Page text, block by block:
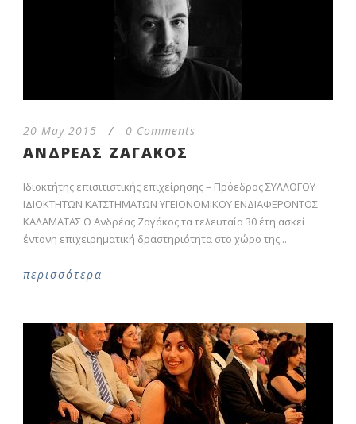
20 May 2015 / 0 Comments
ΑΝΔΡΕΑΣ ΖΑΓΑΚΟΣ
Ιδιοκτήτης επισιτιστικής επιχείρησης – Πρόεδρος ΣΥΛΛΟΓΟΥ
ΙΔΙΟΚΤΗΤΩΝ ΚΑΤΣΤΗΜΑΤΩΝ ΥΓΕΙΟΝΟΜΙΚΟΥ ΕΝΔΙΑΦΕΡΟΝΤΟΣ
ΚΑΛΑΜΑΤΑΣ Ο Ανδρέας Ζαγάκος τα τελευταία 30 έτη ασκεί
έντονη επιχειρηματική δραστηριότητα στο χώρο της...
περισσότερα